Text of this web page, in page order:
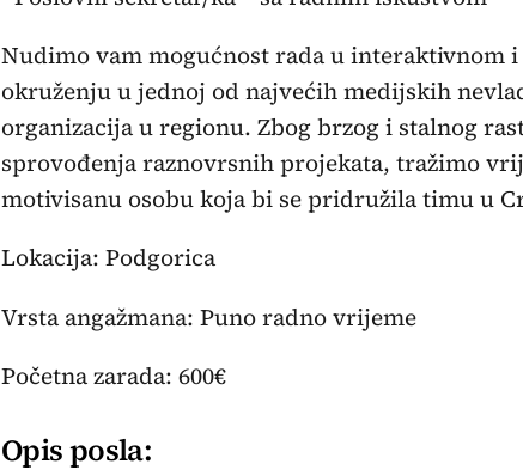
Nudimo vam mogućnost rada u interaktivnom
okruženju u jednoj od najvećih medijskih
organizacija u regionu. Zbog brzog i stalnog
sprovođenja raznovrsnih projekata, tražimo
motivisanu osobu koja bi se pridružila timu u
Lokacija: Podgorica
Vrsta angažmana: Puno radno vrijeme
Početna zarada: 600€
Opis posla: